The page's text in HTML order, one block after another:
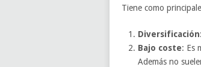
Tiene como
Diversificación
Bajo coste: Es
Además no